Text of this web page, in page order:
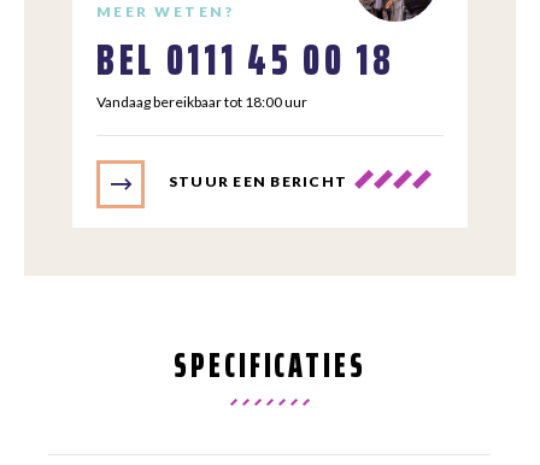
MEER WETEN?
BEL 0111 45 00 18
Vandaag bereikbaar tot 18:00 uur
STUUR EEN BERICHT
SPECIFICATIES